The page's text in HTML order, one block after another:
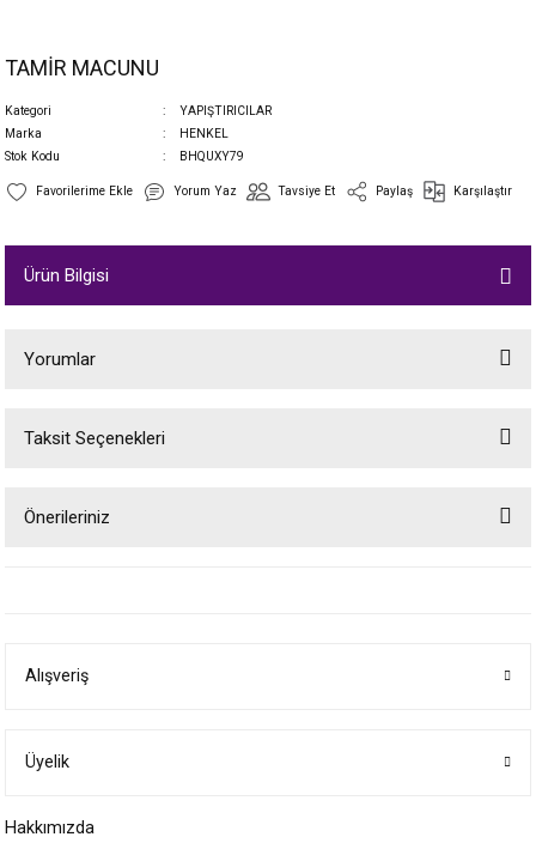
TAMİR MACUNU
Kategori
YAPIŞTIRICILAR
Marka
HENKEL
Stok Kodu
BHQUXY79
Yorum Yaz Tavsiye Et Paylaş Karşılaştır
Ürün Bilgisi
Yorumlar
Taksit Seçenekleri
Önerileriniz
Ürün bilgilerinde hatalar bulunuyor.
Bu ürüne benzer farklı alternatifler olmalı.
Alışveriş
Üyelik
Hakkımızda